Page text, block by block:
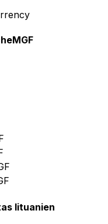
MGF
lituanien